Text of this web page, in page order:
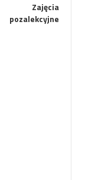
Zajęcia
pozalekcyjne